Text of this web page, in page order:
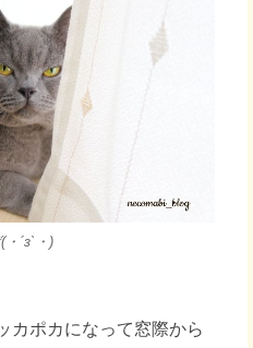
´з`・)
カポカになって窓際から